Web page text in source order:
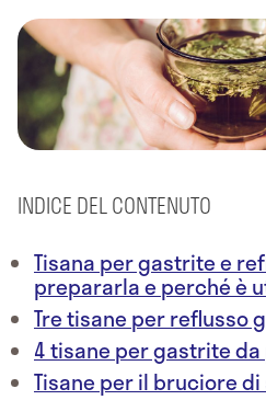
INDICE DEL CONTENUTO
Tisana per gastrite e
prepararla e perché è
Tre tisane per reflusso
4 tisane per gastrite
Tisane per il bruciore